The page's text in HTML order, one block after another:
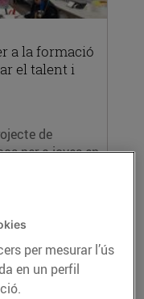
a la formació
el talent i
de
per a joves en
per mesurar l’ús
en un perfil